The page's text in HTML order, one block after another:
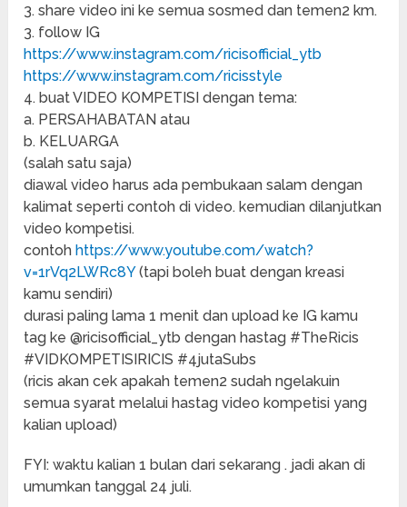
3. share video ini ke semua sosmed dan temen2 km.
3. follow IG
https://www.instagram.com/ricisofficial_ytb
https://www.instagram.com/ricisstyle
4. buat VIDEO KOMPETISI dengan tema:
a. PERSAHABATAN atau
b. KELUARGA
(salah satu saja)
diawal video harus ada pembukaan salam dengan
kalimat seperti contoh di video. kemudian dilanjutkan
video kompetisi.
contohhttps://www.youtube.com/watch?
v=1rVq2LWRc8Y(tapi boleh buat dengan kreasi
kamu sendiri)
durasi paling lama 1 menit dan upload ke IG kamu
tag ke @ricisofficial_ytb dengan hastag #TheRicis
#VIDKOMPETISIRICIS #4jutaSubs
(ricis akan cek apakah temen2 sudah ngelakuin
semua syarat melalui hastag video kompetisi yang
kalian upload)
FYI: waktu kalian 1 bulan dari sekarang . jadi akan di
umumkan tanggal 24 juli.